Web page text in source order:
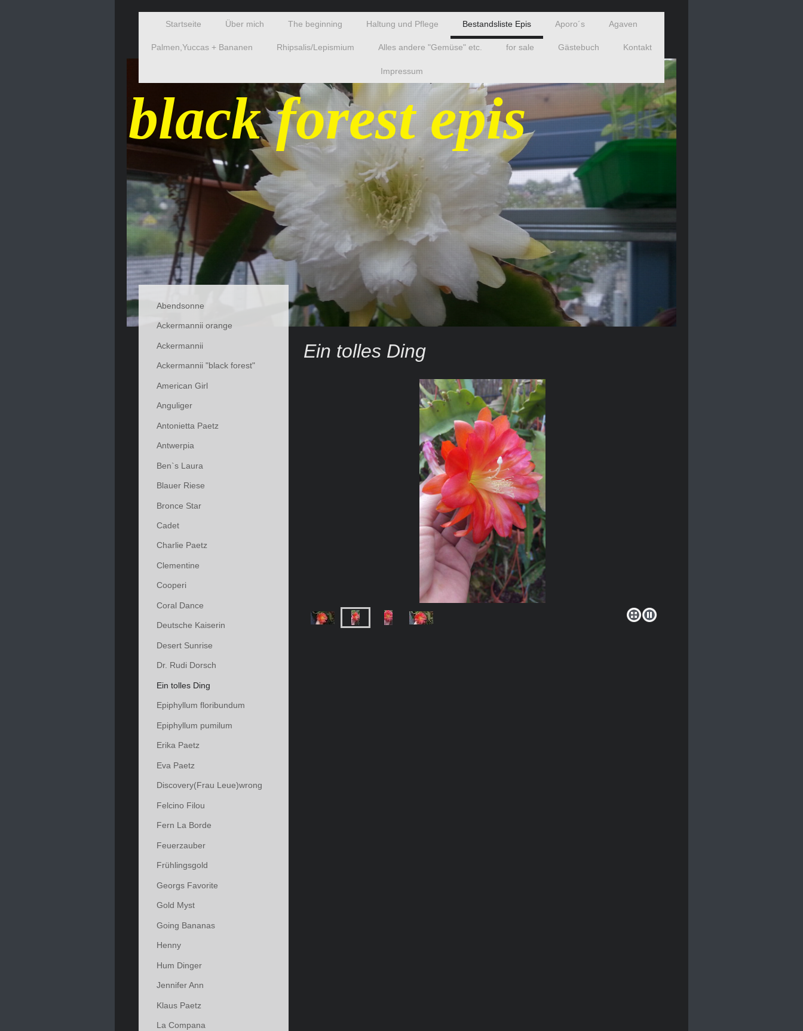
Startseite Über mich The beginning Haltung und Pflege Bestandsliste Epis Aporo´s Agaven
Palmen,Yuccas + Bananen Rhipsalis/Lepismium Alles andere "Gemüse" etc. for sale Gästebuch Kontakt
Impressum
black forest epis
Ein tolles Ding
Abendsonne
Ackermannii orange
Ackermannii
Ackermannii "black forest"
American Girl
Anguliger
Antonietta Paetz
Antwerpia
Ben`s Laura
Blauer Riese
Bronce Star
Cadet
Charlie Paetz
Clementine
Cooperi
Coral Dance
Deutsche Kaiserin
Desert Sunrise
Dr. Rudi Dorsch
Ein tolles Ding
Epiphyllum floribundum
Epiphyllum pumilum
Erika Paetz
Eva Paetz
Discovery(Frau Leue)wrong
Felcino Filou
Fern La Borde
Feuerzauber
Frühlingsgold
Georgs Favorite
Gold Myst
Going Bananas
Henny
Hum Dinger
Jennifer Ann
Klaus Paetz
La Compana